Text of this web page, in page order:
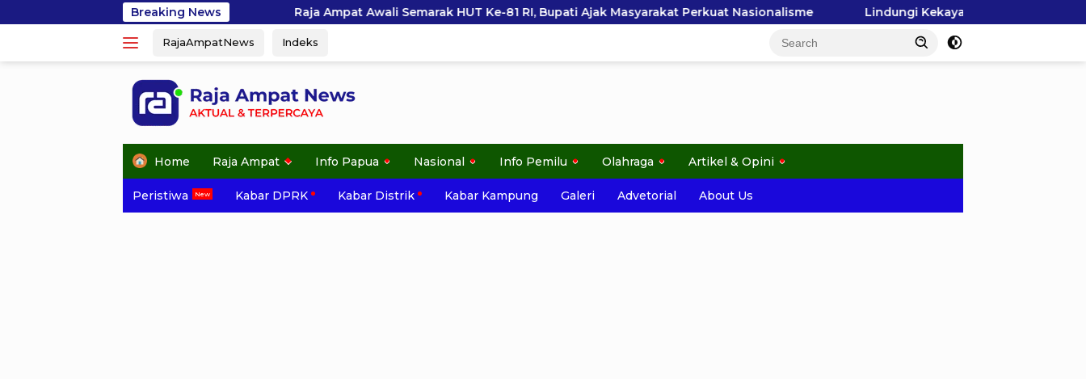
to
Breaking News
Raja Ampat Awali Semarak HUT Ke-81 RI, Bupati Ajak Masyarakat Perkuat Nasionalisme Lindungi Kekayaan Laut Raja Ampat, GEMPHA Apresiasi
RajaAmpatNews Indeks
Home Raja Ampat Info Papua Nasional Info Pemilu Olahraga Artikel & Opini
Peristiwa Kabar DPRK Kabar Distrik Kabar Kampung Galeri Advetorial About Us